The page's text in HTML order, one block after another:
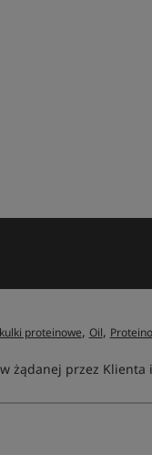
kulki proteinowe, Oil,
żądanej przez